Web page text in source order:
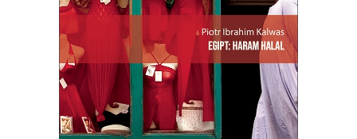
„Haram” – to zakaz, „halal” –
przyzwolenie. I tak niektóre lakiery do
paznokci są dla muzułmanek halal,
niektóre haram, ale ciężko się w tym
zorientować nawet Egipcjanom.